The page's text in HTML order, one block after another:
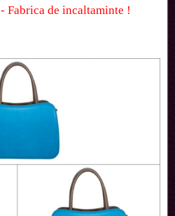
Fabrica de incaltaminte !